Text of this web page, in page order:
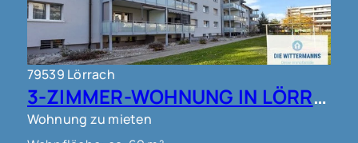
79539 Lörrach
3-ZIMMER-WOHNUNG IN LÖRRACH !!!
Wohnung zu mieten